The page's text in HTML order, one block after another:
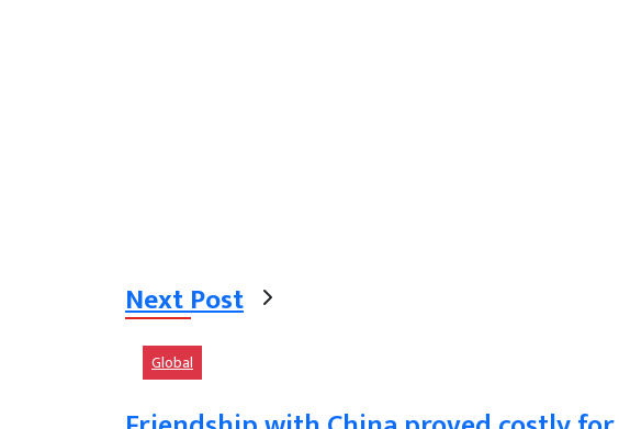
Next Post
Global